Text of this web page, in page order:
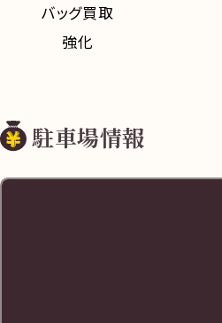
バッグ買取
強化
駐車場情報